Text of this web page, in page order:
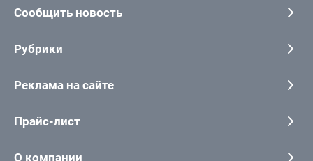
Сообщить новость
Рубрики
Реклама на сайте
Прайс-лист
О компании